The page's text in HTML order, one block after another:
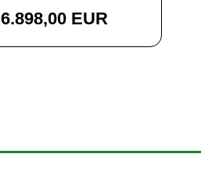
6.898,00 EUR